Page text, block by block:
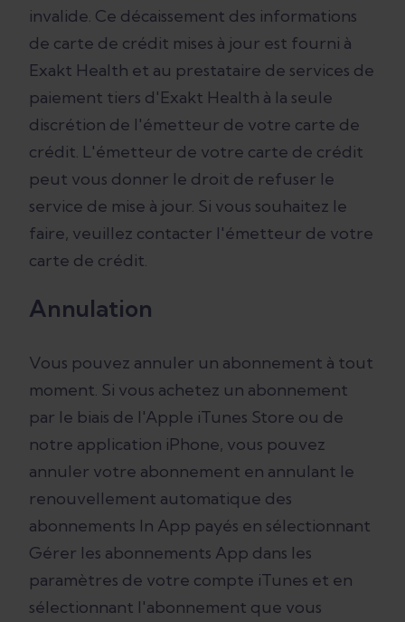
invalide. Ce décaissement des informations
de carte de crédit mises à jour est fourni à
Exakt Health et au prestataire de services de
paiement tiers d'Exakt Health à la seule
discrétion de l'émetteur de votre carte de
crédit. L'émetteur de votre carte de crédit
peut vous donner le droit de refuser le
service de mise à jour. Si vous souhaitez le
faire, veuillez contacter l'émetteur de votre
carte de crédit.
Annulation
Vous pouvez annuler un abonnement à tout
moment. Si vous achetez un abonnement
par le biais de l'Apple iTunes Store ou de
notre application iPhone, vous pouvez
annuler votre abonnement en annulant le
renouvellement automatique des
abonnements In App payés en sélectionnant
Gérer les abonnements App dans les
paramètres de votre compte iTunes et en
sélectionnant l'abonnement que vous